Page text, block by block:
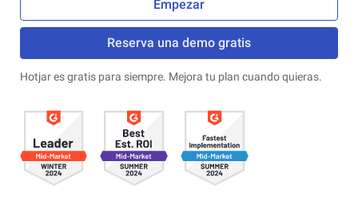
Empezar
Reserva una demo gratis
Hotjar es gratis para siempre. Mejora tu plan cuando quieras.